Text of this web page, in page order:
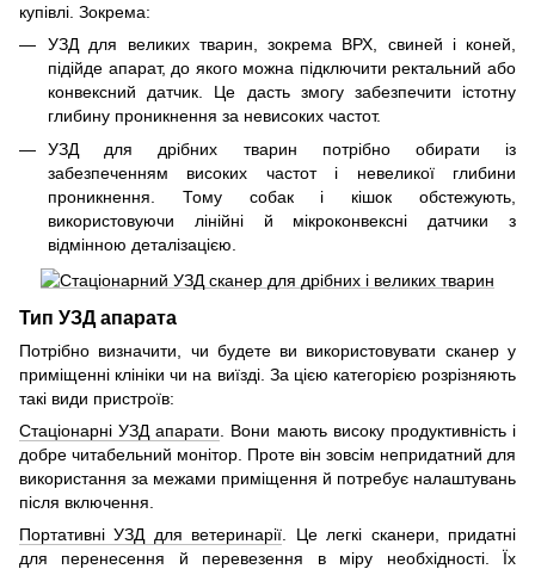
купівлі. Зокрема:
УЗД для великих тварин, зокрема ВРХ, свиней і коней,
підійде апарат, до якого можна підключити ректальний або
конвексний датчик. Це дасть змогу забезпечити істотну
глибину проникнення за невисоких частот.
УЗД для дрібних тварин потрібно обирати із
забезпеченням високих частот і невеликої глибини
проникнення. Тому собак і кішок обстежують,
використовуючи лінійні й мікроконвексні датчики з
відмінною деталізацією.
Тип УЗД апарата
Потрібно визначити, чи будете ви використовувати сканер у
приміщенні клініки чи на виїзді. За цією категорією розрізняють
такі види пристроїв:
Стаціонарні УЗД апарати . Вони мають високу продуктивність і
добре читабельний монітор. Проте він зовсім непридатний для
використання за межами приміщення й потребує налаштувань
після включення.
Портативні УЗД для ветеринарії . Це легкі сканери, придатні
для перенесення й перевезення в міру необхідності. Їх